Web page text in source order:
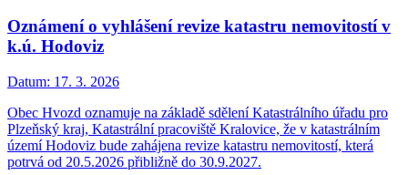
Oznámení o vyhlášení revize katastru nemovitostí v
k.ú. Hodoviz
Datum: 17. 3. 2026
Obec Hvozd oznamuje na základě sdělení Katastrálního úřadu pro
Plzeňský kraj, Katastrální pracoviště Kralovice, že v katastrálním
území Hodoviz bude zahájena revize katastru nemovitostí, která
potrvá od 20.5.2026 přibližně do 30.9.2027.